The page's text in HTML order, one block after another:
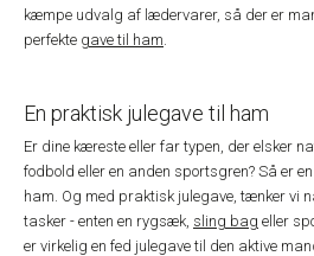
kæmpe udvalg af lædervarer, så der er
perfekte gave til ham.
En praktisk julegave til ham
Er dine kæreste eller far typen, der elsker
fodbold eller en anden sportsgren? Så er
ham. Og med praktisk julegave, tænker vi
tasker - enten en rygsæk, sling bag eller
er virkelig en fed julegave til den aktive